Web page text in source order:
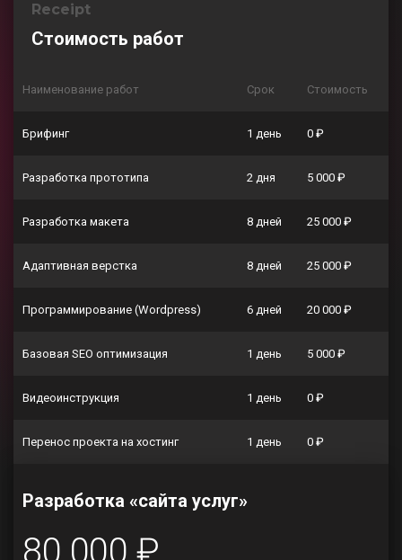
Receipt
Стоимость работ
Наименование работ Срок Стоимость
Брифинг 1 день 0 ₽
Разработка прототипа 2 дня 5 000 ₽
Разработка макета 8 дней 25 000 ₽
Адаптивная верстка 8 дней 25 000 ₽
Программирование (Wordpress) 6 дней 20 000 ₽
Базовая SEO оптимизация 1 день 5 000 ₽
Видеоинструкция 1 день 0 ₽
Перенос проекта на хостинг 1 день 0 ₽
Разработка «сайта услуг»
80 000 ₽